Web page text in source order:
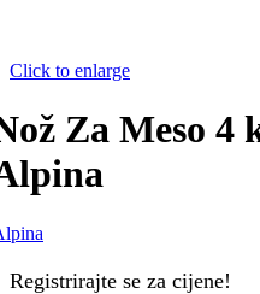
Click to enlarge
Za Meso 4
Registrirajte se za cijene!